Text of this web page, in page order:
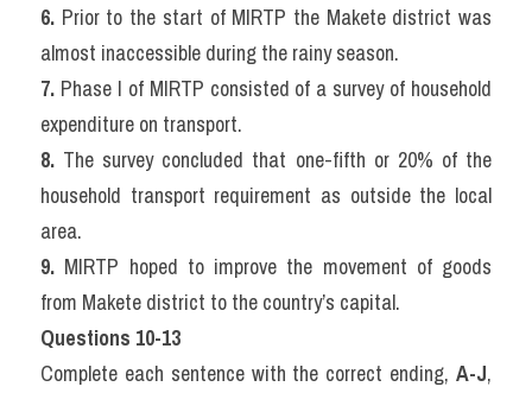
6. Prior to the start of MIRTP the Makete district was
almost inaccessible during the rainy season.
7. Phase I of MIRTP consisted of a survey of household
expenditure on transport.
8. The survey concluded that one-fifth or 20% of the
household transport requirement as outside the local
area.
9. MIRTP hoped to improve the movement of goods
from Makete district to the country’s capital.
Questions 10-13
Complete each sentence with the correct ending, A-J,